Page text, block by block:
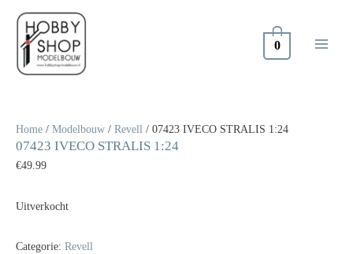
naar
inhoud
0
Home / Modelbouw / Revell / 07423 IVECO STRALIS 1:24
07423 IVECO STRALIS 1:24
€49.99
Uitverkocht
Categorie: Revell